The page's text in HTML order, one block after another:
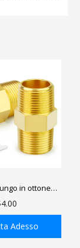
in ottone
NPT
lungo
Adesso